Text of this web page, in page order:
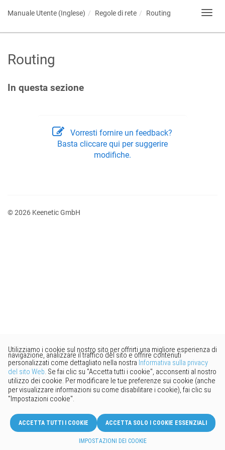
Manuale Utente (Inglese) Regole di rete Routing
Routing
In questa sezione
Vorresti fornire un feedback?
Basta cliccare qui per suggerire
modifiche.
© 2026 Keenetic GmbH